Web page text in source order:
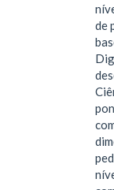
de